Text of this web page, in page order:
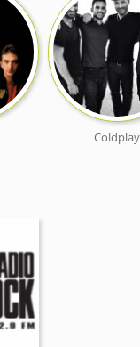
Coldplay